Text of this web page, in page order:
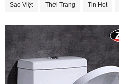
Sao Việt Thời Trang Tin Hot